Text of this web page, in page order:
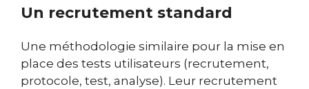
Un recrutement standard
Une méthodologie similaire pour la mise en
place des tests utilisateurs (recrutement,
protocole, test, analyse). Leur recrutement